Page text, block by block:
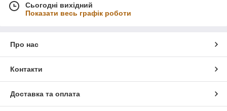
Сьогодні вихідний
Показати весь графік роботи
Про нас
Контакти
Доставка та оплата